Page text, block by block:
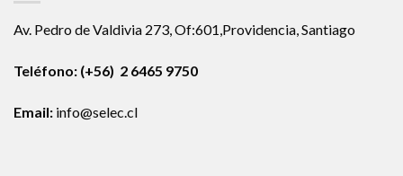
Av. Pedro de Valdivia 273, Of:601,Providencia, Santiago
Teléfono: (+56) 2 6465 9750
Email: info@selec.cl